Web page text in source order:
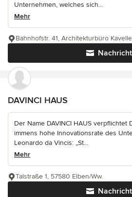
Unternehmen, welches sich...
Mehr
Nachricht
Bahnhofstr. 41, Architekturbüro
DAVINCI HAUS
Der Name DAVINCI HAUS verpflichtet
immens hohe Innovationsrate des
Leonardo da Vincis: „St...
Mehr
Nachricht
Talstraße 1, 57580 Elben/Ww.